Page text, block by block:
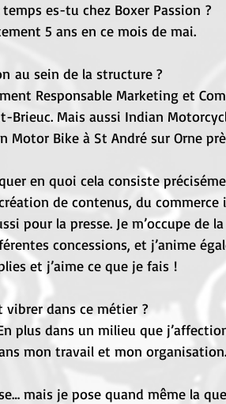
es-tu chez Boxer Passion ?
5 ans en ce mois de mai.
au sein de la structure ?
Responsable Marketing et
Brieuc. Mais aussi Indian
Motor Bike à St André sur Orne
en quoi cela consiste
de contenus, du
pour la presse. Je m’occupe de
concessions, et j’anime
et j’aime ce que je fais !
vibrer dans ce métier ?
plus dans un milieu que
mon travail et mon
mais je pose quand même la